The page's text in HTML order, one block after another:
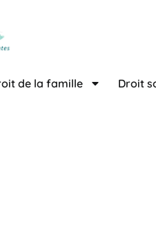
de la famille Droit